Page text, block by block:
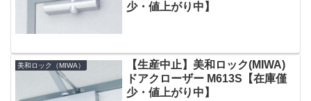
少・値上がり中】
美和ロック（MIWA）
【生産中止】美和ロック(MIWA)
ドアクローザー M613S【在庫僅
少・値上がり中】